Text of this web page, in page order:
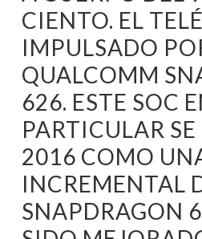
CIENTO. EL
IMPULSADO
QUALCOMM
626. ESTE SOC
PARTICULAR
2016 COMO
INCREMENTAL
SNAPDRAGON